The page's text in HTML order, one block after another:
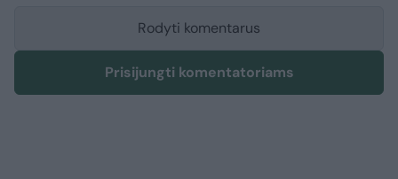
Rodyti komentarus
Prisijungti komentatoriams